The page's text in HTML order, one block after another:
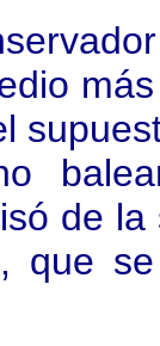
de
que